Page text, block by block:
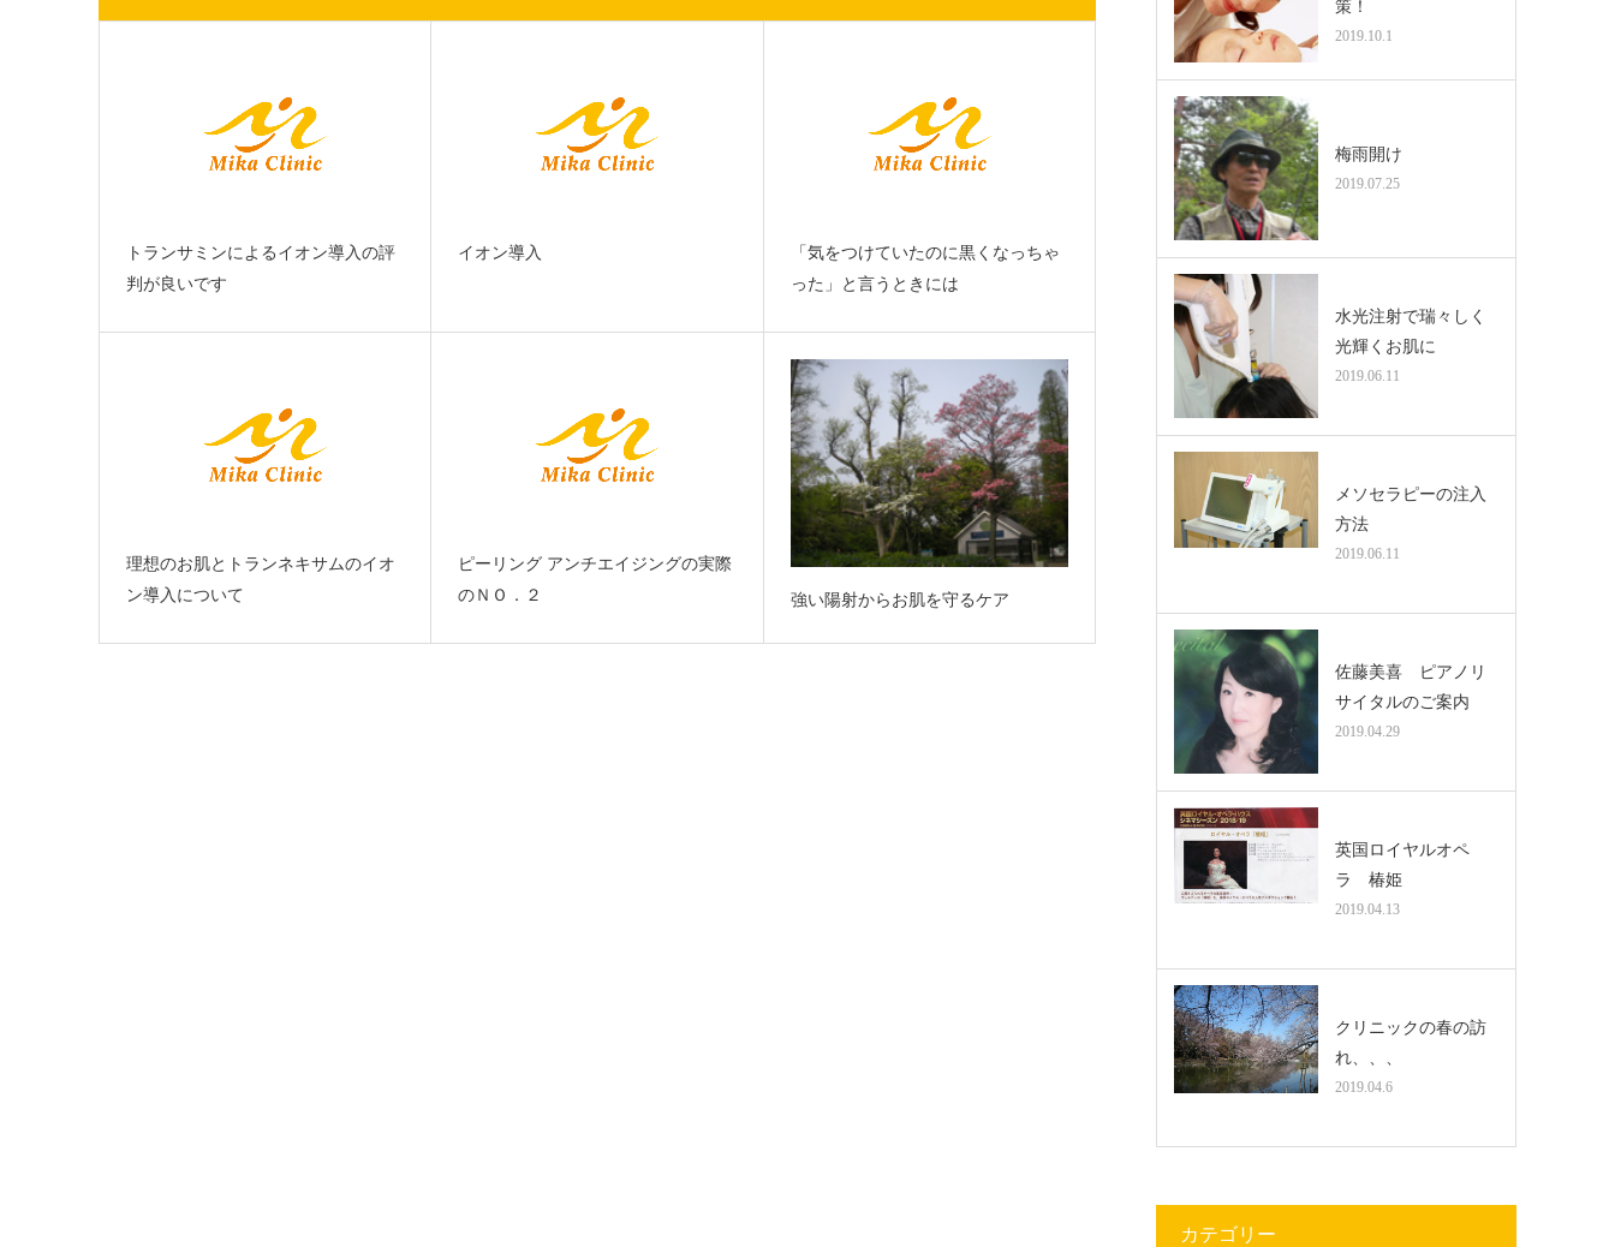
トランサミンによるイオン導入の評
判が良いです
イオン導入
「気をつけていたのに黒くなっちゃ
った」と言うときには
理想のお肌とトランネキサムのイオ
ン導入について
ピーリング アンチエイジングの実際
のＮＯ．２
強い陽射からお肌を守るケア
策！
2019.10.1
梅雨開け
2019.07.25
水光注射で瑞々しく
光輝くお肌に
2019.06.11
メソセラピーの注入
方法
2019.06.11
佐藤美喜 ピアノリ
サイタルのご案内
2019.04.29
英国ロイヤルオペ
ラ 椿姫
2019.04.13
クリニックの春の訪
れ、、、
2019.04.6
カテゴリー